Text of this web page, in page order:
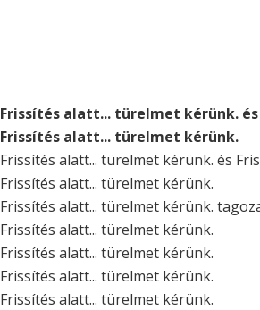
Frissítés alatt... türelmet kérünk.
Frissítés alatt... türelmet kérünk.
Frissítés alatt... türelmet kérünk. és
Frissítés alatt... türelmet kérünk.
Frissítés alatt... türelmet kérünk.
Frissítés alatt... türelmet kérünk.
Frissítés alatt... türelmet kérünk.
Frissítés alatt... türelmet kérünk.
Frissítés alatt... türelmet kérünk.